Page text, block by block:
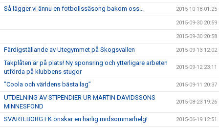
Så lägger vi ännu en fotbollssäsong bakom oss... 2015-10-18 01:25
2015-09-30 20:59
2015-09-30 20:58
Färdigställande av Utegymmet på Skogsvallen 2015-09-13 12:02
Takplåten är på plats! Ny sponsring och ytterligare arbeten
utförda på klubbens stugor
2015-09-12 23:11
”Coola och världens bästa lag” 2015-09-11 20:37
UTDELNING AV STIPENDIER UR MARTIN DAVIDSSONS
MINNESFOND
2015-08-23 19:26
SVARTEBORG FK önskar en härlig midsommarhelg! 2015-06-19 12:51